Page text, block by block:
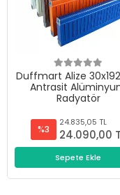
Duffmart Alize
Antrasit
Radyatör
%3
24.835,05 TL
24.090,00
Sepete Ekle